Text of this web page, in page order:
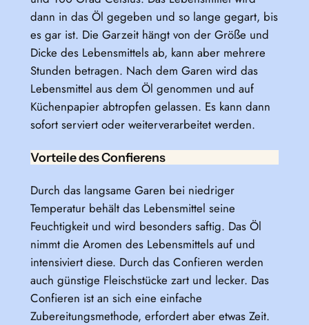
dann in das Öl gegeben und so lange gegart, bis
es gar ist. Die Garzeit hängt von der Größe und
Dicke des Lebensmittels ab, kann aber mehrere
Stunden betragen. Nach dem Garen wird das
Lebensmittel aus dem Öl genommen und auf
Küchenpapier abtropfen gelassen. Es kann dann
sofort serviert oder weiterverarbeitet werden.
Vorteile des Confierens
Durch das langsame Garen bei niedriger
Temperatur behält das Lebensmittel seine
Feuchtigkeit und wird besonders saftig. Das Öl
nimmt die Aromen des Lebensmittels auf und
intensiviert diese. Durch das Confieren werden
auch günstige Fleischstücke zart und lecker. Das
Confieren ist an sich eine einfache
Zubereitungsmethode, erfordert aber etwas Zeit.